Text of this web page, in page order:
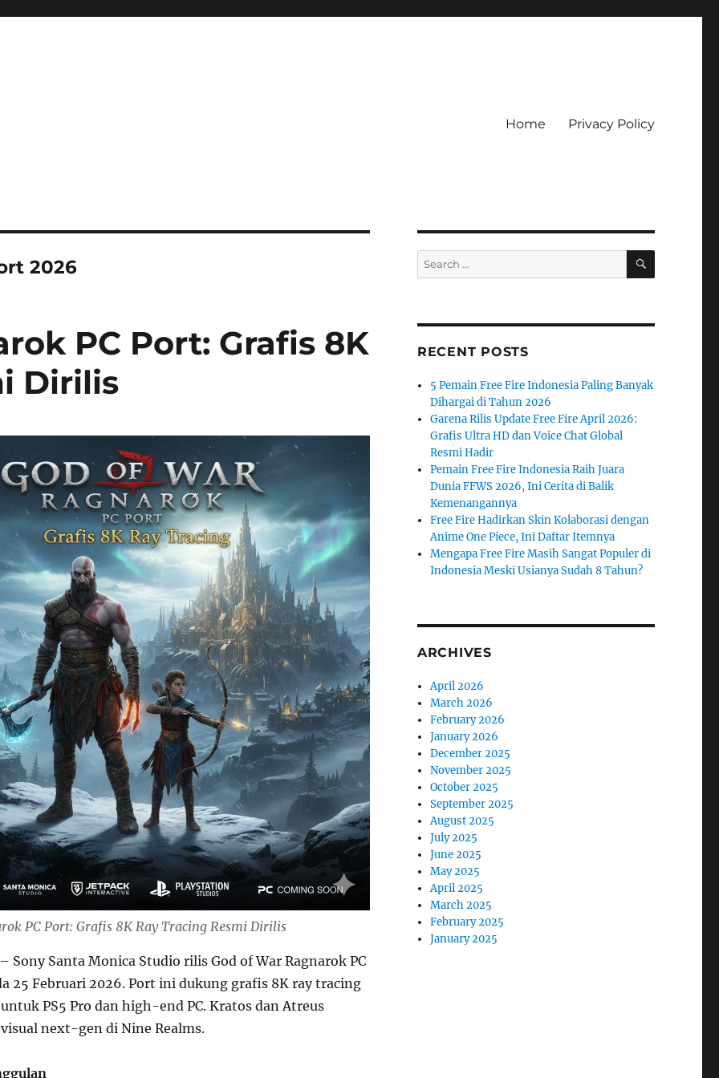
Home Privacy Policy
2026
PC Port: Grafis 8K
Dirilis
PC Port: Grafis 8K Ray Tracing Resmi Dirilis
– Sony Santa Monica Studio rilis God of War Ragnarok PC
25 Februari 2026. Port ini dukung grafis 8K ray tracing
PS5 Pro dan high-end PC. Kratos dan Atreus
next-gen di Nine Realms.
Search
for:
SEARCH
RECENT POSTS
5 Pemain Free Fire Indonesia Paling Banyak
Dihargai di Tahun 2026
Garena Rilis Update Free Fire April 2026:
Grafis Ultra HD dan Voice Chat Global
Resmi Hadir
Pemain Free Fire Indonesia Raih Juara
Dunia FFWS 2026, Ini Cerita di Balik
Kemenangannya
Free Fire Hadirkan Skin Kolaborasi dengan
Anime One Piece, Ini Daftar Itemnya
Mengapa Free Fire Masih Sangat Populer di
Indonesia Meski Usianya Sudah 8 Tahun?
ARCHIVES
April 2026
March 2026
February 2026
January 2026
December 2025
November 2025
October 2025
September 2025
August 2025
July 2025
June 2025
May 2025
April 2025
March 2025
February 2025
January 2025